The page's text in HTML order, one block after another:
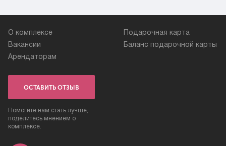
О комплексе
Вакансии
Арендаторам
Подарочная карта
Баланс подарочной карты
ОСТАВИТЬ ОТЗЫВ
Помогите нам стать лучше,
поделитесь мнением о
комплексе.